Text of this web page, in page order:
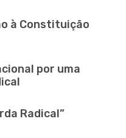
à Constituição
por uma
Radical”